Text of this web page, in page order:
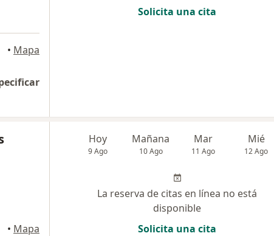
• Mapa
Solicita una cita
• Mapa
Hoy
9 Ago
Mañana
10 Ago
Mar
11 Ago
Mié
12 Ago
La reserva de citas en línea no está
disponible
Solicita una cita